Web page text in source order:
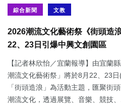
綜合新聞 文教
2026潮流文化藝術祭《街頭造
22、23日引爆中興文創園區
【記者林欣怡／宜蘭報導】由宜蘭
潮流文化藝術祭」將於8月22、23
「街頭造浪」為活動主題，匯聚街
潮流文化，透過展覽、音樂、競技、